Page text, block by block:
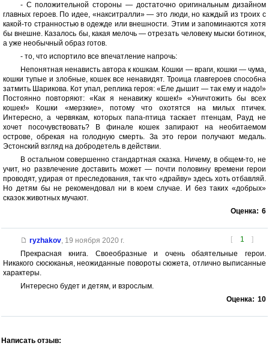
- С положительной стороны — достаточно оригинальным дизайном
главных героев. По идее, «накситралли» — это люди, но каждый из троих с
какой-то странностью в одежде или внешности. Этим и запоминаются хотя
бы внешне. Казалось бы, какая мелочь — отрезать человеку мыски ботинок,
а уже необычный образ готов.
- то, что испортило все впечатление напрочь:
Непонятная ненависть автора к кошкам. Кошки — враги, кошки — чума,
кошки тупые и злобные, кошек все ненавидят. Троица главгероев способна
затмить Шарикова. Кот упал, реплика героя: «Еле дышит — так ему и надо!»
Постоянно повторяют: «Как я ненавижу кошек!» «Уничтожить бы всех
кошек!» Кошки «мерзкие», потому что охотятся на милых птичек.
Интересно, а червякам, которых папа-птица таскает птенцам, Рауд не
хочет посочувствовать? В финале кошек запирают на необитаемом
острове, обрекая на голодную смерть. За это герои получают медаль.
Эстонский взгляд на добродетель в действии.
В остальном совершенно стандартная сказка. Ничему, в общем-то, не
учит, но развлечение доставить может — почти половину времени герои
проводят, удирая от преследования, так что «драйву» здесь хоть отбавляй.
Но детям бы не рекомендовал ни в коем случае. И без таких «добрых»
сказок животных мучают.
Оценка: 6
[ 1 ]
ryzhakov, 19 ноября 2020 г.
Прекрасная книга. Своеобразные и очень обаятельные герои.
Никакого сюсюканья, неожиданные повороты сюжета, отлично выписанные
характеры.
Интересно будет и детям, и взрослым.
Оценка: 10
Написать отзыв: